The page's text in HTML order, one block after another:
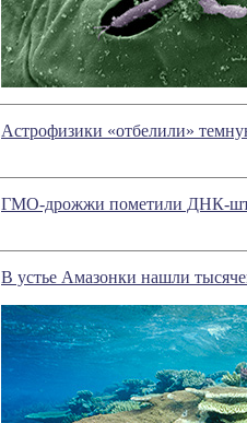
Астрофизики «отбелили»
ГМО-дрожжи пометили ДНК-
В устье Амазонки нашли